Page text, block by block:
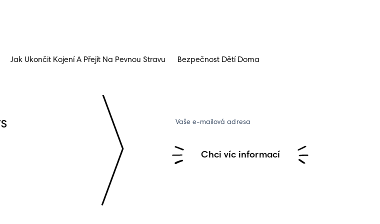
Jak Ukončit Kojení A Přejít Na Pevnou Stravu Bezpečnost Dětí Doma
Vaše e-mailová adresa
Chci víc informací